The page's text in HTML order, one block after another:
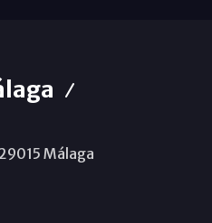
Málaga